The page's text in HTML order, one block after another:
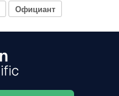
Официант